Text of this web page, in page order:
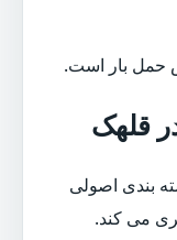
حمل بار است.
قلهک
بندی اصولی
می کند.